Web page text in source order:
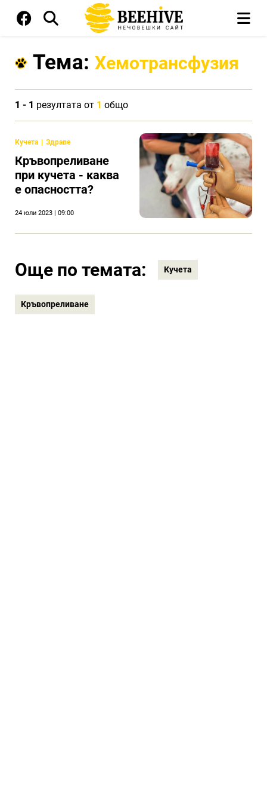
Тема: Хемотрансфузия
1 - 1 резултата от 1 общо
Кучета Здраве
Кръвопреливане
при кучета - каква
е опасността?
24 юли 2023 | 09:00
Още по темата: Кучета
Кръвопреливане